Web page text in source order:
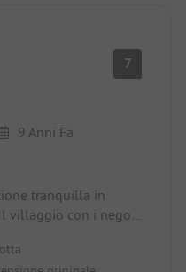
7
9 Anni Fa
tranquilla in
villaggio con i negozi
grandi e dispongono